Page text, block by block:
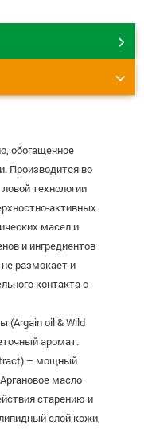
обогащенное
Производится во
технологии
активных
масел и
и ингредиентов
размокает и
контакта с
(Argain oil & Wild
аромат.
– мощный
масло
старению и
слой кожи,